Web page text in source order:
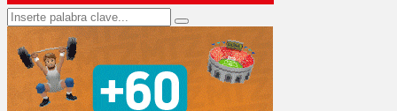
Search
for:
Search